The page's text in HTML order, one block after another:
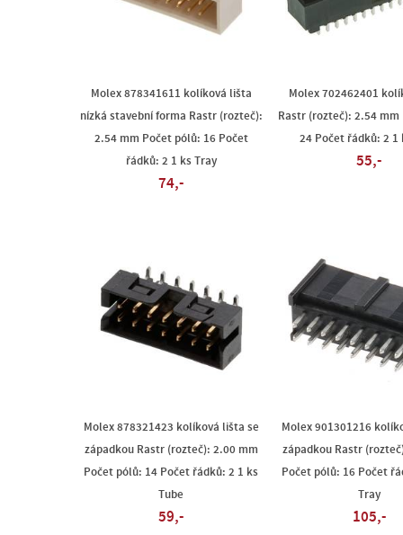
Molex 878341611 kolíková lišta
nízká stavební forma Rastr (rozteč):
2.54 mm Počet pólů: 16 Počet
řádků: 2 1 ks Tray
74,-
Molex 702462401
Rastr (rozteč): 2.54 mm
24 Počet řádků: 2 1
55,-
Molex 878321423 kolíková lišta se
západkou Rastr (rozteč): 2.00 mm
Počet pólů: 14 Počet řádků: 2 1 ks
Tube
59,-
Molex 901301216
západkou Rastr
Počet pólů: 16 Počet
Tray
105,-